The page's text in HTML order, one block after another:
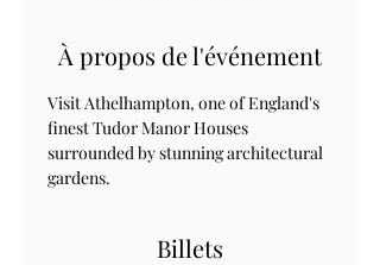
À propos de l'événement
Visit Athelhampton, one of England's
finest Tudor Manor Houses
surrounded by stunning architectural
gardens.
Billets